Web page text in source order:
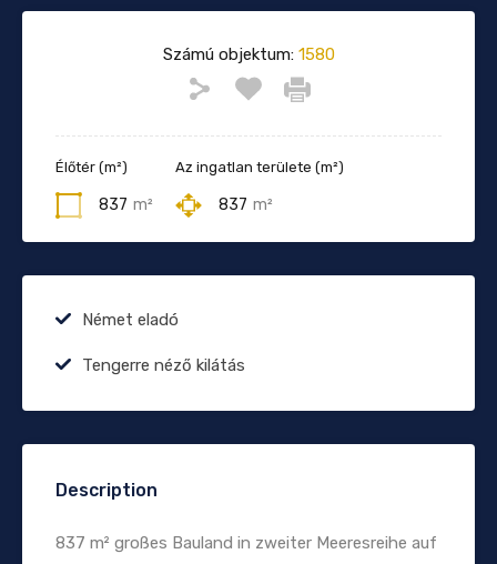
Számú objektum:1580
Élőtér (m²)
837 m²
Az ingatlan területe (m²)
837 m²
Német eladó
Tengerre néző kilátás
Description
837 m² großes Bauland in zweiter Meeresreihe auf